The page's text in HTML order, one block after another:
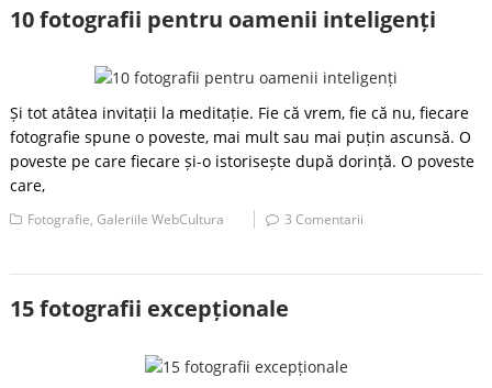
10 fotografii pentru oamenii inteligenți
Și tot atâtea invitații la meditație. Fie că vrem, fie că nu, fiecare
fotografie spune o poveste, mai mult sau mai puțin ascunsă. O
poveste pe care fiecare și-o istorisește după dorință. O poveste
care,
Fotografie,Galeriile WebCultura 3 Comentarii
15 fotografii excepționale